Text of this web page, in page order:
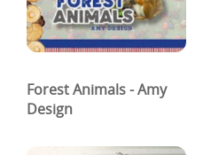
Forest Animals - Amy
Design